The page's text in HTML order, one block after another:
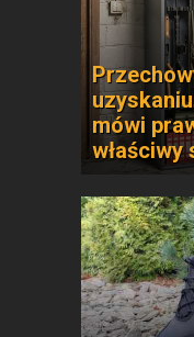
mówi
właściwy